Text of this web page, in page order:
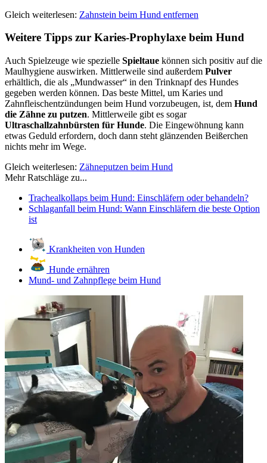
Gleich weiterlesen: Zahnstein beim Hund entfernen
Weitere Tipps zur Karies-Prophylaxe beim Hund
Auch Spielzeuge wie spezielle Spieltaue können sich positiv auf die
Maulhygiene auswirken. Mittlerweile sind außerdem Pulver
erhältlich, die als „Mundwasser“ in den Trinknapf des Hundes
gegeben werden können. Das beste Mittel, um Karies und
Zahnfleischentzündungen beim Hund vorzubeugen, ist, dem Hund
die Zähne zu putzen. Mittlerweile gibt es sogar
Ultraschallzahnbürsten für Hunde. Die Eingewöhnung kann
etwas Geduld erfordern, doch dann steht glänzenden Beißerchen
nichts mehr im Wege.
Gleich weiterlesen: Zähneputzen beim Hund
Mehr Ratschläge zu...
Trachealkollaps beim Hund: Einschläfern oder behandeln?
Schlaganfall beim Hund: Wann Einschläfern die beste Option
ist
Krankheiten von Hunden
Hunde ernähren
Mund- und Zahnpflege beim Hund